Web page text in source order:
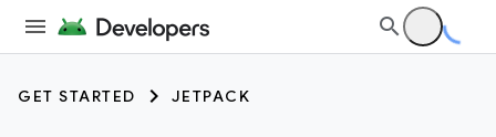
GET STARTED JETPACK